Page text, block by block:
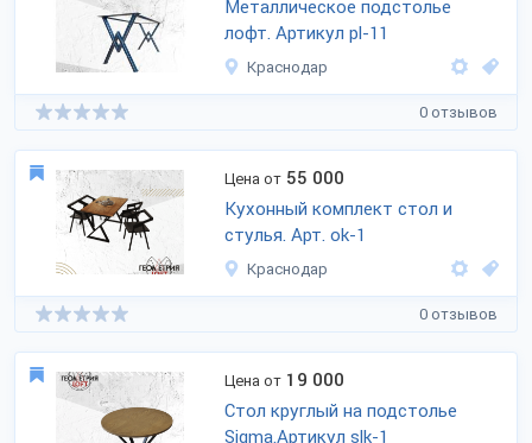
Металлическое подстолье
лофт. Артикул pl-11
Краснодар
0 отзывов
Цена от 55 000
Кухонный комплект стол и
стулья. Арт. ok-1
Краснодар
0 отзывов
Цена от 19 000
Стол круглый на подстолье
Sigma.Артикул slk-1